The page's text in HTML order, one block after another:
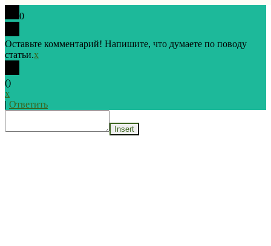
0
Оставьте комментарий! Напишите, что думаете по поводу
статьи.x
()
x
| Ответить
Insert